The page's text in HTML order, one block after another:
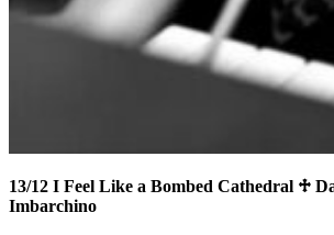
13/12 I Feel Like a Bombed Cathedral ♱
Imbarchino